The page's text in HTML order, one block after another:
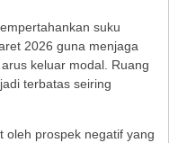
suku
2026 guna menjaga
keluar modal. Ruang
terbatas seiring
oleh prospek negatif yang